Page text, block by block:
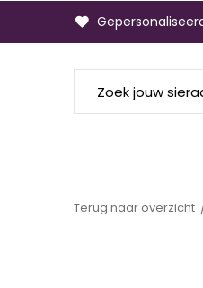
Terug naar overzicht